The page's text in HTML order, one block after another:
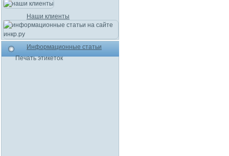
Наши клиенты
Информационные статьи
Печать этикеток